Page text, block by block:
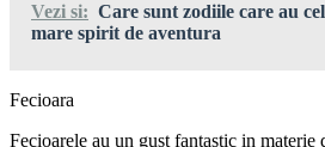
Vezi si: Care sunt zodiile care au
mare spirit de aventura
Fecioara
Fecioarele au un gust fantastic in materie